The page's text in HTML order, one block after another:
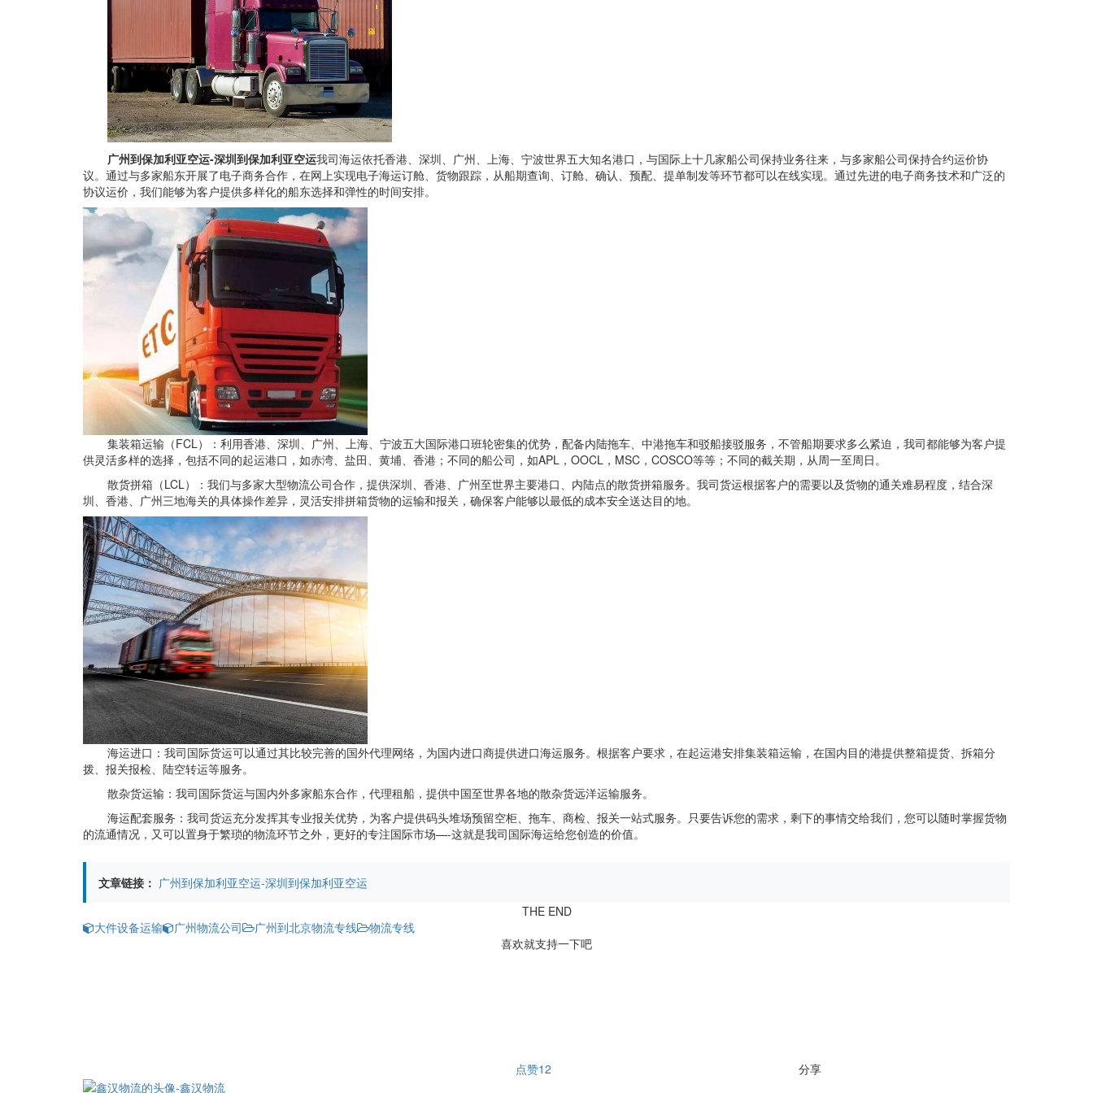
广州到保加利亚空运-深圳到保加利亚空运我司海运依托香港、深圳、广州、上海、宁波世界五大知名港口，与国际上十几家船公司保持业务往来，与多家船公司保持合约运价协
议。通过与多家船东开展了电子商务合作，在网上实现电子海运订舱、货物跟踪，从船期查询、订舱、确认、预配、提单制发等环节都可以在线实现。通过先进的电子商务技术和广泛的
协议运价，我们能够为客户提供多样化的船东选择和弹性的时间安排。
集装箱运输（FCL）：利用香港、深圳、广州、上海、宁波五大国际港口班轮密集的优势，配备内陆拖车、中港拖车和驳船接驳服务，不管船期要求多么紧迫，我司都能够为客户提
供灵活多样的选择，包括不同的起运港口，如赤湾、盐田、黄埔、香港；不同的船公司，如APL，OOCL，MSC，COSCO等等；不同的截关期，从周一至周日。
散货拼箱（LCL）：我们与多家大型物流公司合作，提供深圳、香港、广州至世界主要港口、内陆点的散货拼箱服务。我司货运根据客户的需要以及货物的通关难易程度，结合深
圳、香港、广州三地海关的具体操作差异，灵活安排拼箱货物的运输和报关，确保客户能够以最低的成本安全送达目的地。
海运进口：我司国际货运可以通过其比较完善的国外代理网络，为国内进口商提供进口海运服务。根据客户要求，在起运港安排集装箱运输，在国内目的港提供整箱提货、拆箱分
拨、报关报检、陆空转运等服务。
散杂货运输：我司国际货运与国内外多家船东合作，代理租船，提供中国至世界各地的散杂货远洋运输服务。
海运配套服务：我司货运充分发挥其专业报关优势，为客户提供码头堆场预留空柜、拖车、商检、报关一站式服务。只要告诉您的需求，剩下的事情交给我们，您可以随时掌握货物
的流通情况，又可以置身于繁琐的物流环节之外，更好的专注国际市场—-这就是我司国际海运给您创造的价值。
文章链接： 广州到保加利亚空运-深圳到保加利亚空运
THE END
大件设备运输
广州物流公司 广州到北京物流专线
物流专线
喜欢就支持一下吧
点赞12 分享